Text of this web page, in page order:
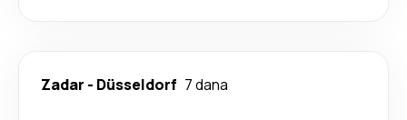
Zadar - Düsseldorf 7 dana